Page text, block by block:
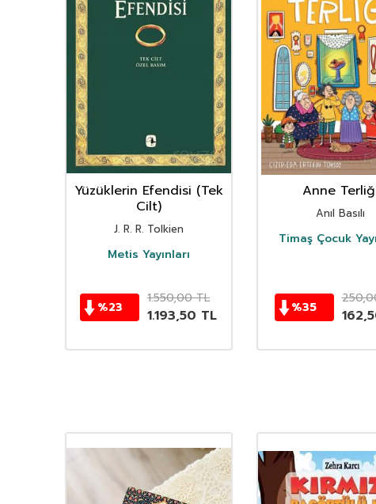
Yüzüklerin Efendisi (Tek
Cilt)
J. R. R. Tolkien
Metis Yayınları
%23
1.550,00TL
1.193,50 TL
Anne
Anıl Basılı
Timaş Çocuk
%35